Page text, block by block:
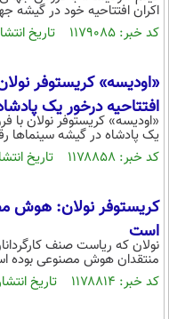
اکران افتتاحیه خود در گیشه
کد خبر: ۱۱۷۹۰۸۵ تاریخ انتشار : ۱۴۰۵/۰۴/۳۰
«اودیسه» کریستوفر
افتتاحیه درخور یک
یک پادشاه در گیشه سینماها
کد خبر: ۱۱۷۸۸۵۸ تاریخ انتشار : ۱۴۰۵/۰۴/۲۹
کریستوفر نولان: هوش
است
نولان که ریاست صنف
منتقدان هوش مصنوعی بوده
کد خبر: ۱۱۷۸۸۱۴ تاریخ انتشار : ۱۴۰۵/۰۴/۲۹